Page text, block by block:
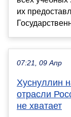
их
07:21, 09 Апр
Хуснуллин
отрасли
не хватает